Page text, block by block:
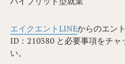
エイクエントLINEからのエン
ID：210380 と必要事項をチャ
い。